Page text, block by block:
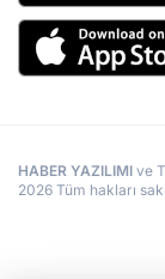
HABER YAZILIMI ve
2026 Tüm hakları